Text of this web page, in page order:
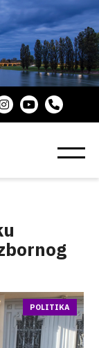
POLITIKA